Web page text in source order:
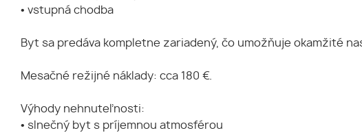
• vstupná chodba
Byt sa predáva kompletne zariadený, čo umožňuje okamžité
Mesačné režijné náklady: cca 180 €.
Výhody nehnuteľnosti:
• slnečný byt s príjemnou atmosférou